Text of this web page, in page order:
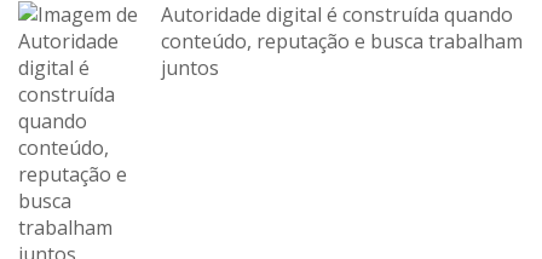
Autoridade digital é construída quando
conteúdo, reputação e busca trabalham
juntos